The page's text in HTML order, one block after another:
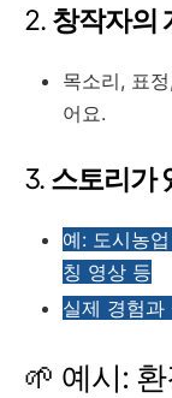
2. 창작자의
목소리, 표
어요.
3. 스토리가
예: 도시농
칭 영상 등
실제 경험과
🌱 예시: